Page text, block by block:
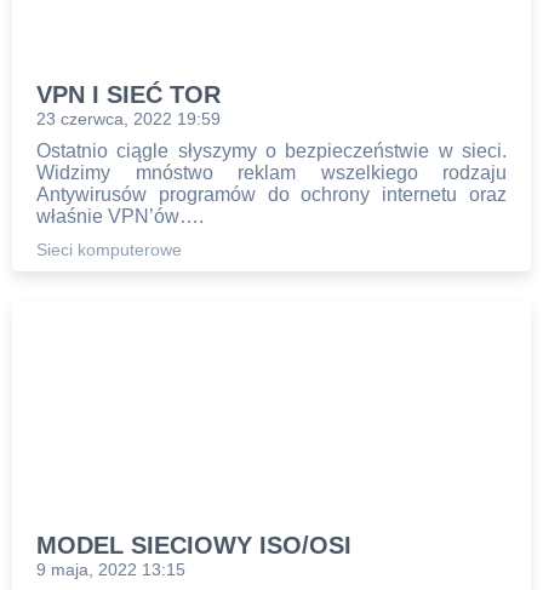
VPN I SIEĆ TOR
23 czerwca, 2022 19:59
Ostatnio ciągle słyszymy o bezpieczeństwie w sieci.
Widzimy mnóstwo reklam wszelkiego rodzaju
Antywirusów programów do ochrony internetu oraz
właśnie VPN’ów….
Sieci komputerowe
MODEL SIECIOWY ISO/OSI
9 maja, 2022 13:15